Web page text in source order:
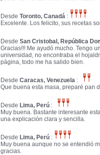
Desde Toronto, Canadá:
Excelente. Los felicito, sus recetas
Desde San Cristobal, República
Gracias!!! Me ayudó mucho. Tengo
universidad, no encontraba el
página, todo me ha salido bien.
Desde Caracas, Venezuela:
Que buena esta masa, preparé pan
Desde Lima, Perú:
Muy buena. Bastante interesante
una explicación clara y sencilla.
Desde Lima, Perú:
Muy buena aunque no se entendió
gracias.